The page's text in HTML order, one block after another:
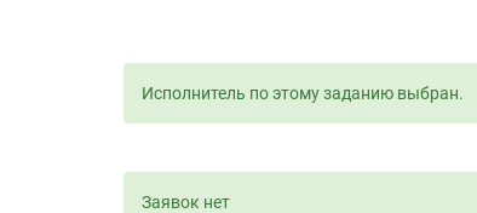
Исполнитель по этому заданию выбран.
Заявок нет